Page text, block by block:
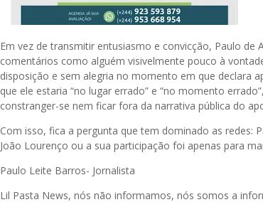
Em vez de transmitir entusiasmo e convicção, Paulo de
comentários como alguém visivelmente pouco à
disposição e sem alegria no momento em que declara
que ele estaria “no lugar errado” e “no momento
constranger-se nem ficar fora da narrativa pública do
Com isso, fica a pergunta que tem dominado as redes:
João Lourenço ou a sua participação foi apenas para
Paulo Leite Barros- Jornalista
Lil Pasta News, nós não informamos, nós somos a